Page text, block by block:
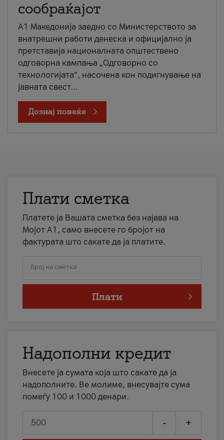
сообраќајот
A1 Македонија заедно со Министерството за
внатрешни работи денеска и официјално ја
претставија националната општествено
одговорна кампања „Одговорно со
технологијата“, насочена кон подигнување на
јавната свест...
Дознај повеќе
Плати сметка
Платете ја Вашата сметка без најава на
Мојот А1, само внесете го бројот на
фактурата што сакате да ја платите.
Број на сметка
Плати
Надополни кредит
Внесете ја сумата која што сакате да ја
надополните. Ве молиме, внесувајте сума
помеѓу 100 и 1000 денари.
- +